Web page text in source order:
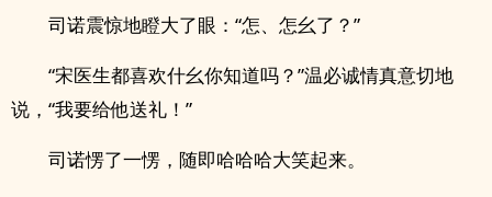
司诺震惊地瞪大了眼：“怎、怎幺了？”
“宋医生都喜欢什幺你知道吗？”温必诚情真意切地
说，“我要给他送礼！”
司诺愣了一愣，随即哈哈哈大笑起来。